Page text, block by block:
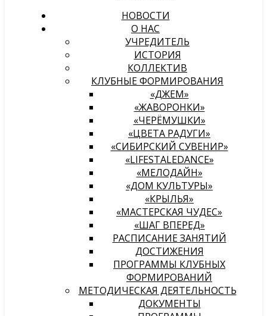
НОВОСТИ
О НАС
УЧРЕДИТЕЛЬ
ИСТОРИЯ
КОЛЛЕКТИВ
КЛУБНЫЕ ФОРМИРОВАНИЯ
«ДЖЕМ»
«ЖАВОРОНКИ»
«ЧЕРЁМУШКИ»
«ЦВЕТА РАДУГИ»
«СИБИРСКИЙ СУВЕНИР»
«LIFESTALEDANCE»
«МЕЛОДАЙН»
«ДОМ КУЛЬТУРЫ»
«КРЫЛЬЯ»
«МАСТЕРСКАЯ ЧУДЕС»
«ШАГ ВПЕРЕД»
РАСПИСАНИЕ ЗАНЯТИЙ
ДОСТИЖЕНИЯ
ПРОГРАММЫ КЛУБНЫХ
ФОРМИРОВАНИЙ
МЕТОДИЧЕСКАЯ ДЕЯТЕЛЬНОСТЬ
ДОКУМЕНТЫ